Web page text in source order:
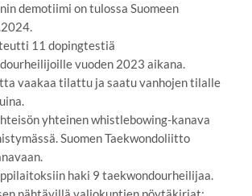
demotiimi on tulossa Suomeen
11 dopingtestiä
vuoden 2023 aikana.
vaakaa tilattu ja saatu vanhojen tilalle
yhteinen whistlebowing-kanava
Suomen Taekwondoliitto
haki 9 taekwondourheilijaa.